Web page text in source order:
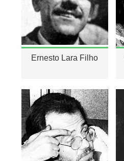
Ernesto Lara Filho